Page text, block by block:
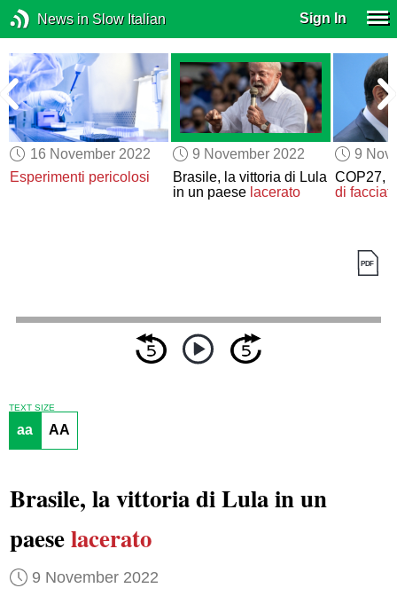
News in Slow Italian Sign In
16 November 2022
Esperimenti pericolosi
9 November 2022
Brasile, la vittoria di Lula
in un paese lacerato
9
COP27,
di
TEXT SIZE
aa AA
Brasile, la vittoria di Lula in un
paeselacerato
9 November 2022